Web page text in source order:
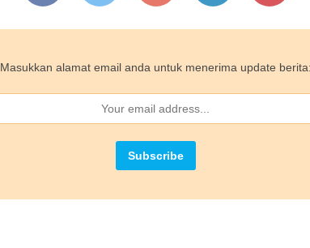
Masukkan alamat email anda untuk menerima update berita: